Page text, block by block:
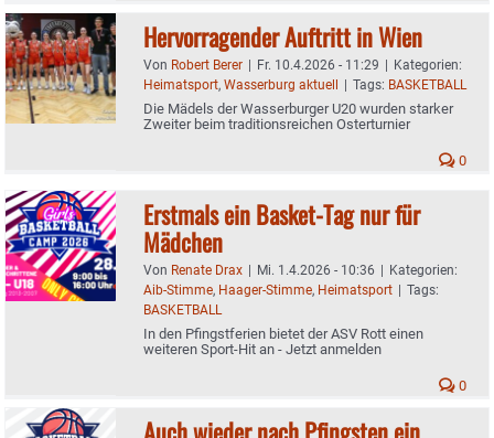
Hervorragender Auftritt in Wien
Von Robert Berer | Fr. 10.4.2026 - 11:29 | Kategorien:
Heimatsport, Wasserburg aktuell | Tags: BASKETBALL
Die Mädels der Wasserburger U20 wurden starker
Zweiter beim traditionsreichen Osterturnier
0
Erstmals ein Basket-Tag nur für
Mädchen
Von Renate Drax | Mi. 1.4.2026 - 10:36 | Kategorien:
Aib-Stimme, Haager-Stimme, Heimatsport | Tags:
BASKETBALL
In den Pfingstferien bietet der ASV Rott einen
weiteren Sport-Hit an - Jetzt anmelden
0